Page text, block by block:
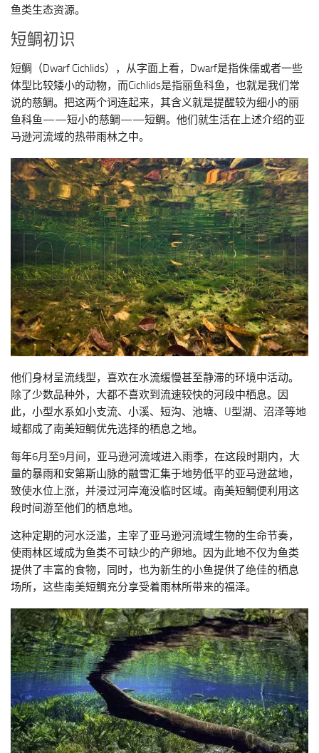
鱼类生态资源。
短鲷初识
短鲷（Dwarf Cichlids），从字面上看，Dwarf是指侏儒或者一些
体型比较矮小的动物，而Cichlids是指丽鱼科鱼，也就是我们常
说的慈鲷。把这两个词连起来，其含义就是提醒较为细小的丽
鱼科鱼——短小的慈鲷——短鲷。他们就生活在上述介绍的亚
马逊河流域的热带雨林之中。
他们身材呈流线型，喜欢在水流缓慢甚至静滞的环境中活动。
除了少数品种外，大都不喜欢到流速较快的河段中栖息。因
此，小型水系如小支流、小溪、短沟、池塘、U型湖、沼泽等地
域都成了南美短鲷优先选择的栖息之地。
每年6月至9月间，亚马逊河流域进入雨季，在这段时期内，大
量的暴雨和安第斯山脉的融雪汇集于地势低平的亚马逊盆地，
致使水位上涨，并浸过河岸淹没临时区域。南美短鲷便利用这
段时间游至他们的栖息地。
这种定期的河水泛滥，主宰了亚马逊河流域生物的生命节奏，
使雨林区域成为鱼类不可缺少的产卵地。因为此地不仅为鱼类
提供了丰富的食物，同时，也为新生的小鱼提供了绝佳的栖息
场所，这些南美短鲷充分享受着雨林所带来的福泽。